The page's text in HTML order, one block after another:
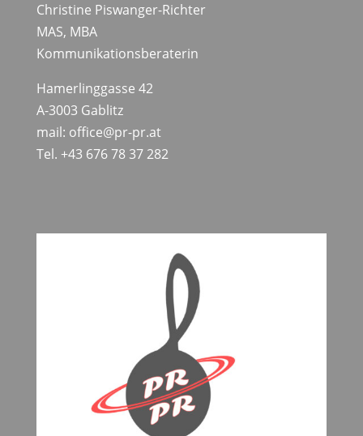
Christine Piswanger-Richter
MAS, MBA
Kommunikationsberaterin
Hamerlinggasse 42
A-3003 Gablitz
mail: office@pr-pr.at
Tel. +43 676 78 37 282